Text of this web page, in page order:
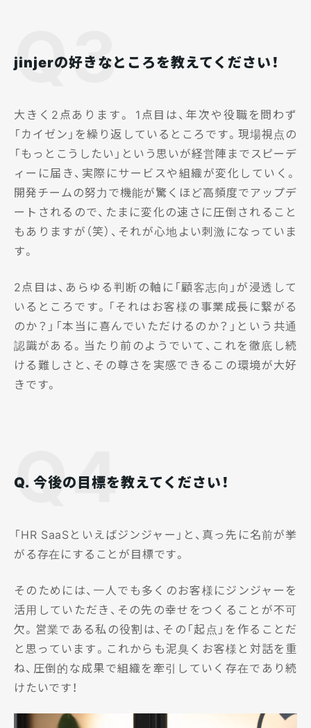
Q3
jinjerの好きなところを教えてください！
大きく2点あります。 1点目は、年次や役職を問わず
「カイゼン」を繰り返しているところです。現場視点の
「もっとこうしたい」という思いが経営陣までスピーデ
ィーに届き、実際にサービスや組織が変化していく。
開発チームの努力で機能が驚くほど高頻度でアップデ
ートされるので、たまに変化の速さに圧倒されること
もありますが（笑）、それが心地よい刺激になっていま
す。
2点目は、あらゆる判断の軸に「顧客志向」が浸透して
いるところです。「それはお客様の事業成長に繋がる
のか？」「本当に喜んでいただけるのか？」という共通
認識がある。当たり前のようでいて、これを徹底し続
ける難しさと、その尊さを実感できるこの環境が大好
きです。
Q4
Q. 今後の目標を教えてください！
「HR SaaSといえばジンジャー」と、真っ先に名前が挙
がる存在にすることが目標です。
そのためには、一人でも多くのお客様にジンジャーを
活用していただき、その先の幸せをつくることが不可
欠。営業である私の役割は、その「起点」を作ることだ
と思っています。これからも泥臭くお客様と対話を重
ね、圧倒的な成果で組織を牽引していく存在であり続
けたいです！